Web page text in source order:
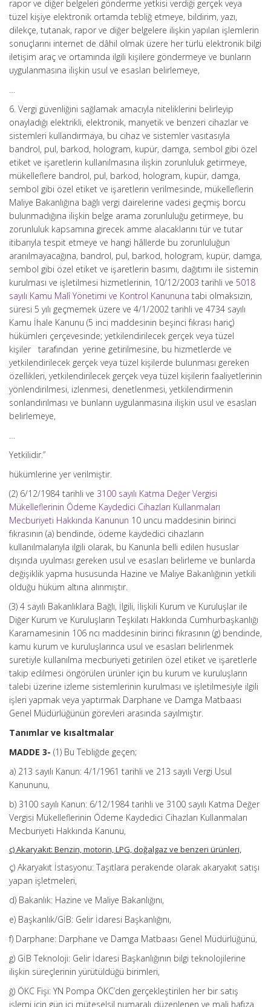
rapor ve diğer belgeleri gönderme yetkisi verdiği gerçek veya
tüzel kişiye elektronik ortamda tebliğ etmeye, bildirim, yazı,
dilekçe, tutanak, rapor ve diğer belgelere ilişkin yapılan işlemlerin
sonuçlarını internet de dâhil olmak üzere her türlü elektronik bilgi
iletişim araç ve ortamında ilgili kişilere göndermeye ve bunların
uygulanmasına ilişkin usul ve esasları belirlemeye,
…
6. Vergi güvenliğini sağlamak amacıyla niteliklerini belirleyip
onayladığı elektrikli, elektronik, manyetik ve benzeri cihazlar ve
sistemleri kullandırmaya, bu cihaz ve sistemler vasıtasıyla
bandrol, pul, barkod, hologram, kupür, damga, sembol gibi özel
etiket ve işaretlerin kullanılmasına ilişkin zorunluluk getirmeye,
mükelleflere bandrol, pul, barkod, hologram, kupür, damga,
sembol gibi özel etiket ve işaretlerin verilmesinde, mükelleflerin
Maliye Bakanlığına bağlı vergi dairelerine vadesi geçmiş borcu
bulunmadığına ilişkin belge arama zorunluluğu getirmeye, bu
zorunluluk kapsamına girecek amme alacaklarını tür ve tutar
itibarıyla tespit etmeye ve hangi hâllerde bu zorunluluğun
aranılmayacağına, bandrol, pul, barkod, hologram, kupür, damga,
sembol gibi özel etiket ve işaretlerin basımı, dağıtımı ile sistemin
kurulması ve işletilmesi hizmetlerinin, 10/12/2003 tarihli ve 5018
sayılı Kamu Malî Yönetimi ve Kontrol Kanununa tabi olmaksızın,
süresi 5 yılı geçmemek üzere ve 4/1/2002 tarihli ve 4734 sayılı
Kamu İhale Kanunu (5 inci maddesinin beşinci fıkrası hariç)
hükümleri çerçevesinde; yetkilendirilecek gerçek veya tüzel
kişiler tarafından yerine getirilmesine, bu hizmetlerde ve
yetkilendirilecek gerçek veya tüzel kişilerde bulunması gereken
özellikleri, yetkilendirilecek gerçek veya tüzel kişilerin faaliyetlerinin
yönlendirilmesi, izlenmesi, denetlenmesi, yetkilendirmenin
sonlandırılması ve bunların uygulanmasına ilişkin usul ve esasları
belirlemeye,
…
Yetkilidir.”
hükümlerine yer verilmiştir.
(2) 6/12/1984 tarihli ve 3100 sayılı Katma Değer Vergisi
Mükelleflerinin Ödeme Kaydedici Cihazları Kullanmaları
Mecburiyeti Hakkında Kanunun 10 uncu maddesinin birinci
fıkrasının (a) bendinde, ödeme kaydedici cihazların
kullanılmalarıyla ilgili olarak, bu Kanunla belli edilen hususlar
dışında uyulması gereken usul ve esasları belirleme ve bunlarda
değişiklik yapma hususunda Hazine ve Maliye Bakanlığının yetkili
olduğu hüküm altına alınmıştır.
(3) 4 sayılı Bakanlıklara Bağlı, İlgili, İlişkili Kurum ve Kuruluşlar ile
Diğer Kurum ve Kuruluşların Teşkilatı Hakkında Cumhurbaşkanlığı
Kararnamesinin 106 ncı maddesinin birinci fıkrasının (g) bendinde,
kamu kurum ve kuruluşlarınca usul ve esasları belirlenmek
suretiyle kullanılma mecburiyeti getirilen özel etiket ve işaretlerle
takip edilmesi öngörülen ürünler için bu kurum ve kuruluşların
talebi üzerine izleme sistemlerinin kurulması ve işletilmesiyle ilgili
işleri yapmak veya yaptırmak Darphane ve Damga Matbaası
Genel Müdürlüğünün görevleri arasında sayılmıştır.
Tanımlar ve kısaltmalar
MADDE 3- (1) Bu Tebliğde geçen;
a) 213 sayılı Kanun: 4/1/1961 tarihli ve 213 sayılı Vergi Usul
Kanununu,
b) 3100 sayılı Kanun: 6/12/1984 tarihli ve 3100 sayılı Katma Değer
Vergisi Mükelleflerinin Ödeme Kaydedici Cihazları Kullanmaları
Mecburiyeti Hakkında Kanunu,
c) Akaryakıt: Benzin, motorin, LPG, doğalgaz ve benzeri ürünleri,
ç) Akaryakıt İstasyonu: Taşıtlara perakende olarak akaryakıt satışı
yapan işletmeleri,
d) Bakanlık: Hazine ve Maliye Bakanlığını,
e) Başkanlık/GİB: Gelir İdaresi Başkanlığını,
f) Darphane: Darphane ve Damga Matbaası Genel Müdürlüğünü,
g) GİB Teknoloji: Gelir İdaresi Başkanlığının bilgi teknolojilerine
ilişkin süreçlerinin yürütüldüğü birimleri,
ğ) ÖKC Fişi: YN Pompa ÖKC’den gerçekleştirilen her bir satış
işlemi için gün içi müteselsil numaralı düzenlenen ve mali hafıza